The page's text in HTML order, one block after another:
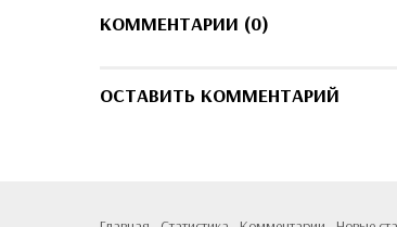
КОММЕНТАРИИ (0)
ОСТАВИТЬ КОММЕНТАРИЙ